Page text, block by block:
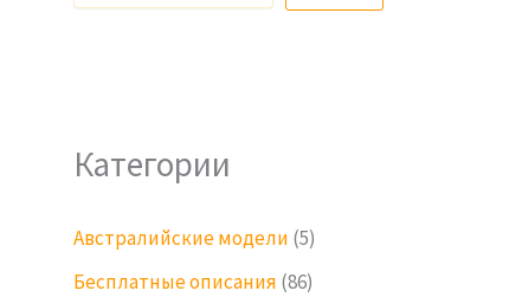
Категории
Австралийские модели (5)
Бесплатные описания (86)